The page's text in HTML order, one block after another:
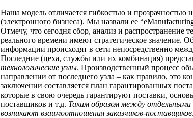
Наша модель отличается гибкостью и прозрачностью
(электронного бизнеса). Мы назвали ее
Отмечу, что сегодня сбор, анализ и распространение
реального времени имеют стратегическое значение.
информации происходят в сети непосредственно
Последние (цеха, службы или их комбинация)
технологические узлы. Производственный процесс
направлении от последнего узла – как правило, это
заключении составляется план гарантированных
которые в свою очередь гарантируют поставки,
поставщиков и т.д. Таким образом между
возникают взаимоотношения заказчиков-поставщиков.